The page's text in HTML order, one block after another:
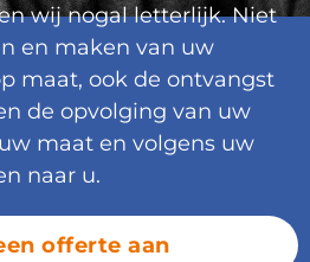
wij nogal letterlijk. Niet
en maken van uw
maat, ook de ontvangst
de opvolging van uw
maat en volgens uw
naar u.
offerte aan